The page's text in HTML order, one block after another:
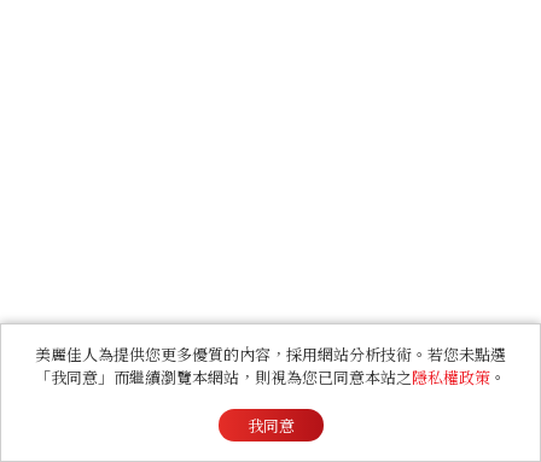
美麗佳人為提供您更多優質的內容，採用網站分析技術。若您未點選
「我同意」而繼續瀏覽本網站，則視為您已同意本站之隱私權政策 。
我同意